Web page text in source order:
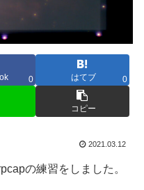
0 はてブ 0
コピー
2021.03.12
の練習をしました。